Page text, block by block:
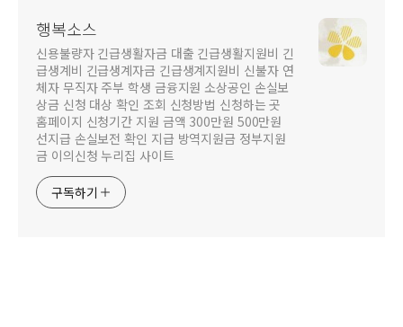
행복소스
신용불량자 긴급생활자금 대출 긴급생활지원비 긴
급생계비 긴급생계자금 긴급생계지원비 신불자 연
체자 무직자 주부 학생 금융지원 소상공인 손실보
상금 신청 대상 확인 조회 신청방법 신청하는 곳
홈페이지 신청기간 지원 금액 300만원 500만원
선지급 손실보전 확인 지급 방역지원금 정부지원
금 이의신청 누리집 사이트
구독하기